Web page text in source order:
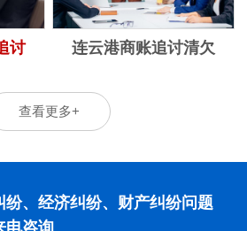
讨 连云港商账追讨清欠
查看更多+
、经济纠纷、财产纠纷问题
电咨询